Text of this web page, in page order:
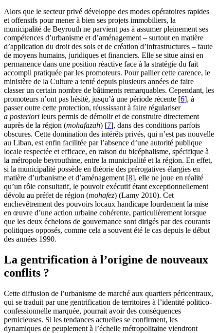
Alors que le secteur privé développe des modes opératoires rapides
et offensifs pour mener à bien ses projets immobiliers, la
municipalité de Beyrouth ne parvient pas à assumer pleinement ses
compétences d’urbanisme et d’aménagement – surtout en matière
d’application du droit des sols et de création d’infrastructures – faute
de moyens humains, juridiques et financiers. Elle se situe ainsi en
permanence dans une position réactive face à la stratégie du fait
accompli pratiquée par les promoteurs. Pour pallier cette carence, le
ministère de la Culture a tenté depuis plusieurs années de faire
classer un certain nombre de bâtiments remarquables. Cependant, les
promoteurs n’ont pas hésité, jusqu’à une période récente [6], à
passer outre cette protection, réussissant à faire régulariser
a posteriori leurs permis de démolir et de construire directement
auprès de la région (mohafazah) [7], dans des conditions parfois
obscures. Cette domination des intérêts privés, qui n’est pas nouvelle
au Liban, est enfin facilitée par l’absence d’une autorité publique
locale respectée et efficace, en raison du bicéphalisme, spécifique à
la métropole beyrouthine, entre la municipalité et la région. En effet,
si la municipalité possède en théorie des prérogatives élargies en
matière d’urbanisme et d’aménagement [8], elle ne joue en réalité
qu’un rôle consultatif, le pouvoir exécutif étant exceptionnellement
dévolu au préfet de région (mohafez) (Lamy 2010). Cet
enchevêtrement des pouvoirs locaux handicape lourdement la mise
en œuvre d’une action urbaine cohérente, particulièrement lorsque
que les deux échelons de gouvernance sont dirigés par des courants
politiques opposés, comme cela a souvent été le cas depuis le début
des années 1990.
La gentrification à l’origine de nouveaux
conflits ?
Cette diffusion de l’urbanisme de marché aux quartiers péricentraux,
qui se traduit par une gentrification de territoires à l’identité politico-
confessionnelle marquée, pourrait avoir des conséquences
pernicieuses. Si les tendances actuelles se confirment, les
dynamiques de peuplement à l’échelle métropolitaine viendront